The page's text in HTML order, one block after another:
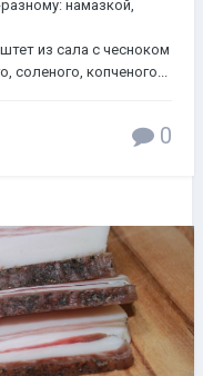
намазкой,
из сала с чесноком
соленого, копченого...
0